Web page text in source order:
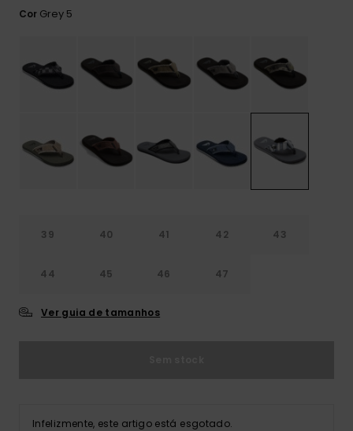
Cor Grey 5
39 40 41 42 43
44 45 46 47
Ver guia de tamanhos
Infelizmente, este artigo está esgotado.